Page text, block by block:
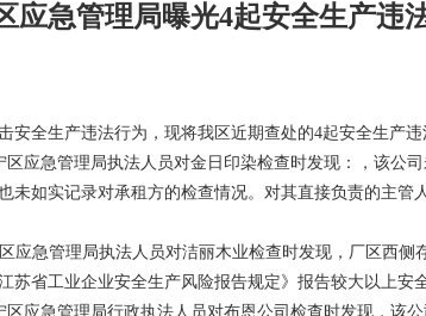
应急管理局曝光4起安全生产违
安全生产违法行为，现将我区近期查处的4起安全生产违
区应急管理局执法人员对金日印染检查时发现： ，该公司
未如实记录对承租方的检查情况。对其直接负责的主管
应急管理局执法人员对洁丽木业检查时发现 ， 厂区西侧
苏省工业企业安全生产风险报告规定》报告较大以上安
区应急管理局行政执法人员对布恩公司 检查时发现，该